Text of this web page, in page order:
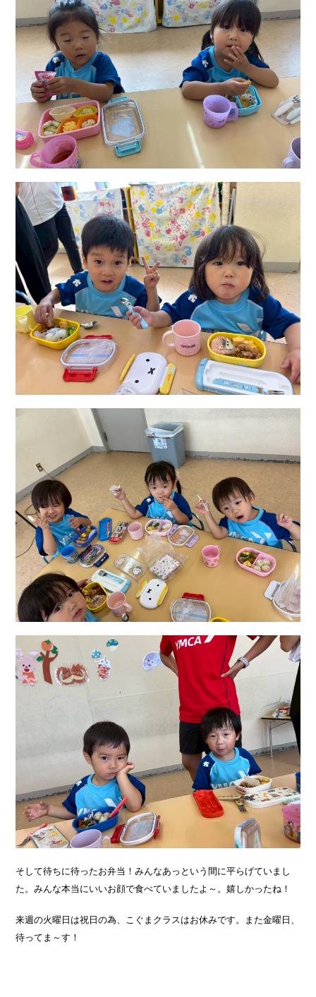
そして待ちに待ったお弁当！みんなあっという間に平らげていまし
た。みんな本当にいいお顔で食べていましたよ～。嬉しかったね！
来週の火曜日は祝日の為、こぐまクラスはお休みです。また金曜日、
待ってま～す！